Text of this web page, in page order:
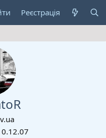
Реєстрація